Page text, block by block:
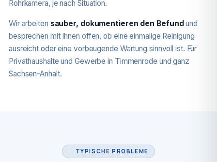
Rohrkamera, je nach Situation.
Wir arbeiten sauber, dokumentieren den Befundund
besprechen mit Ihnen offen, ob eine einmalige Reinigung
ausreicht oder eine vorbeugende Wartung sinnvoll ist. Für
Privathaushalte und Gewerbe in Timmenrode und ganz
Sachsen-Anhalt.
TYPISCHE PROBLEME